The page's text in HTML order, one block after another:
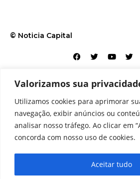
Valorizamos sua
Utilizamos cookies para aprimorar
navegação, exibir anúncios ou
analisar nosso tráfego. Ao clicar em
concorda com nosso uso de cookies.
Aceitar tudo
© Noticia Capital
Contato Home Aviso legal
Equipe Perfil Política de cookies